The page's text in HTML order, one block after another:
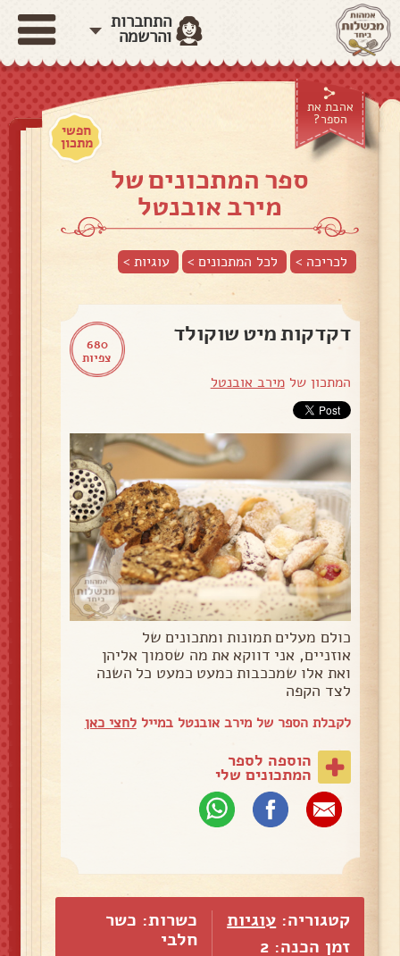
התחברות
והרשמה
אהבת את
הספר?
חפשי
מתכון
ספר המתכונים של
מירב אובנטל
לכריכה > לכל המתכונים > עוגיות>
680
צפיות
דקדקות מיט שוקולד
המתכון שלמירב אובנטל
כולם מעלים תמונות ומתכונים של
אוזניים, אני דווקא את מה שסמוך אליהן
ואת אלו שמככבות כמעט כמעט כל השנה
לצד הקפה
לקבלת הספר של מירב אובנטל במייללחצי כאן
הוספה לספר
המתכונים שלי
קטגוריה: עוגיות
זמן הכנה: 2
כשרות: כשר
חלבי